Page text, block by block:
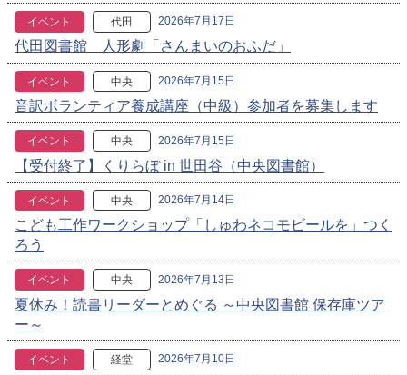
イベント 代田 2026年7月17日
代田図書館 人形劇「さんまいのおふだ」
イベント 中央 2026年7月15日
音訳ボランティア養成講座（中級）参加者を募集します
イベント 中央 2026年7月15日
【受付終了】くりらぼ in 世田谷（中央図書館）
イベント 中央 2026年7月14日
こども工作ワークショップ「しゅわネコモビールを」つく
ろう
イベント 中央 2026年7月13日
夏休み！読書リーダーとめぐる ～中央図書館 保存庫ツア
ー～
イベント 経堂 2026年7月10日